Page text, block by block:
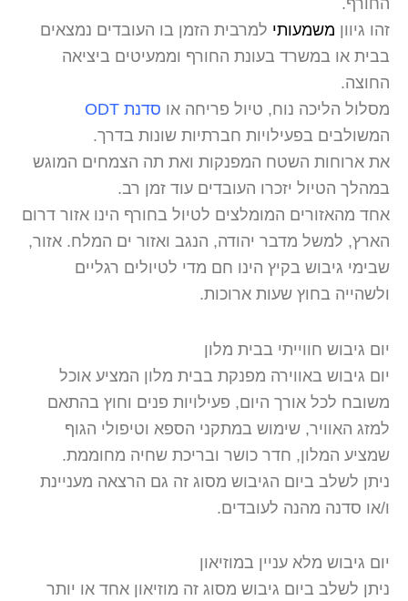
החורף.
זהו גיוון משמעותי למרבית הזמן בו העובדים נמצאים
בבית או במשרד בעונת החורף וממעיטים ביציאה
החוצה.
מסלול הליכה נוח, טיול פריחה או סדנת ODT
המשולבים בפעילויות חברתיות שונות בדרך.
את ארוחות השטח המפנקות ואת תה הצמחים המוגש
במהלך הטיול יזכרו העובדים עוד זמן רב.
אחד מהאזורים המומלצים לטיול בחורף הינו אזור דרום
הארץ, למשל מדבר יהודה, הנגב ואזור ים המלח. אזור,
שבימי גיבוש בקיץ הינו חם מדי לטיולים רגליים
ולשהייה בחוץ שעות ארוכות.
יום גיבוש חווייתי בבית מלון
יום גיבוש באווירה מפנקת בבית מלון המציע אוכל
משובח לכל אורך היום, פעילויות פנים וחוץ בהתאם
למזג האוויר, שימוש במתקני הספא וטיפולי הגוף
שמציע המלון, חדר כושר ובריכת שחיה מחוממת.
ניתן לשלב ביום הגיבוש מסוג זה גם הרצאה מעניינת
ו/או סדנה מהנה לעובדים.
יום גיבוש מלא עניין במוזיאון
ניתן לשלב ביום גיבוש מסוג זה מוזיאון אחד או יותר